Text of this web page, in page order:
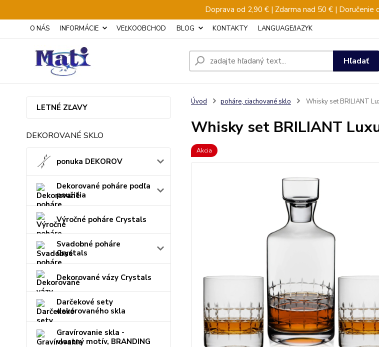
Doprava od 2,90 € | Zdarma nad 50 € | Doručenie
O NÁS INFORMÁCIE VEĽKOOBCHOD BLOG KONTAKTY LANGUAGE/JAZYK
Hľadať
LETNÉ ZĽAVY
DEKOROVANÉ SKLO
ponuka DEKOROV
Dekorované poháre podľa
použitia
Výročné poháre Crystals
Svadobné poháre
Crystals
Dekorované vázy Crystals
Darčekové sety
dekorovaného skla
Gravírovanie skla -
vlastný motív, BRANDING
Úvod poháre, ciachované sklo Whisky set BRILIANT
Whisky set BRILIANT
Akcia